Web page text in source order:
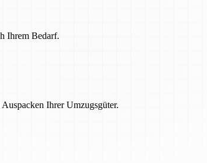
Ihrem Bedarf.
Ihrer Umzugsgüter.